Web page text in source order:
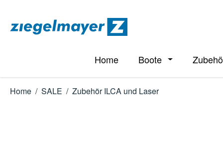
Home Boote Öffne oder
Home / SALE / Zubehör ILCA und Laser